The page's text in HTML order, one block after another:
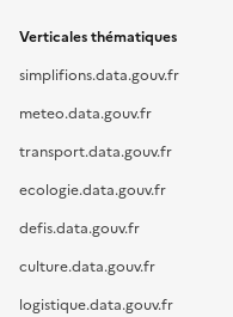
Verticales thématiques
simplifions.data.gouv.fr
meteo.data.gouv.fr
transport.data.gouv.fr
ecologie.data.gouv.fr
defis.data.gouv.fr
culture.data.gouv.fr
logistique.data.gouv.fr